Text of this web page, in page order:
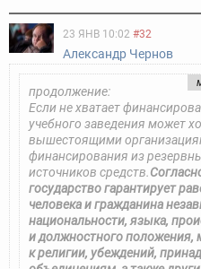
23 ЯНВ 10:02 #32
Александр Чернов
продолжение:
Если не хватает
учебного заведения может
вышестоящими
финансирования из
источников средств.
государство гарантирует
человека и гражданина
национальности, языка,
и должностного положения,
к религии, убеждений,